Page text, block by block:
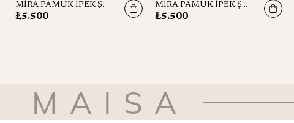
MİRA PAMUK İPEK ŞAL 70*190 CM - GÜL KURUSU
₺5.500
MİRA PAMUK İPEK ŞAL 70*190 CM - LACİVERT
₺5.500
MAISA